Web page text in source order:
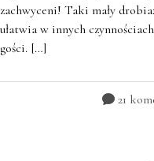
zachwyceni! Taki mały
ułatwia w innych
gości. […]
21